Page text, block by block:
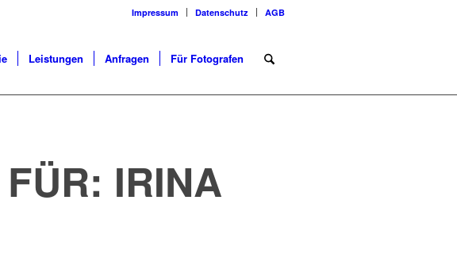
Impressum Datenschutz AGB
Leistungen Anfragen Für Fotografen
IRINA